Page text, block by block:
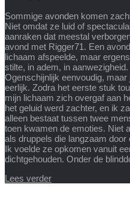
Sommige avonden komen
Niet omdat ze luid of
aanraken dat meestal
avond met Rigger71. Een
lichaam afspeelde, maar
stilte, in adem, in
Ogenschijnlijk eenvoudig,
eerlijk. Zodra het eerste stuk
mijn lichaam zich overgaf aan
het geluid werd zachter, en ik
alleen bestaat tussen twee
toen kwamen de emoties. Niet
als druppels die langzaam
Ik voelde ze opkomen vanuit
dichtgehouden. Onder de
Lees verder